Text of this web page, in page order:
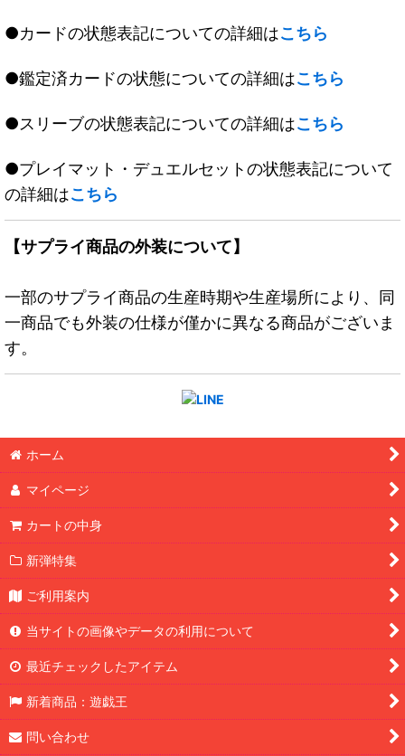
●カードの状態表記についての詳細はこちら
●鑑定済カードの状態についての詳細はこちら
●スリーブの状態表記についての詳細はこちら
●プレイマット・デュエルセットの状態表記について
の詳細はこちら
【サプライ商品の外装について】
一部のサプライ商品の生産時期や生産場所により、同
一商品でも外装の仕様が僅かに異なる商品がございま
す。
ホーム
マイページ
カートの中身
新弾特集
ご利用案内
当サイトの画像やデータの利用について
最近チェックしたアイテム
新着商品：遊戯王
問い合わせ